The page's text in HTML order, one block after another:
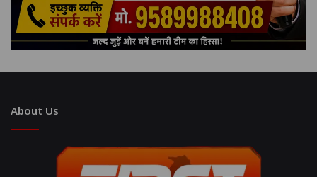
About Us